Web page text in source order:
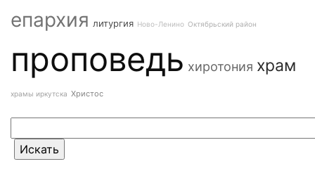
епархия литургия Ново-Ленино Октябрьский район
проповедь хиротония храм
храмы иркутска Христос